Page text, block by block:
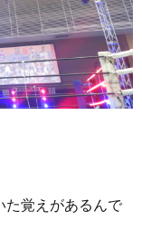
た覚えがあるんで